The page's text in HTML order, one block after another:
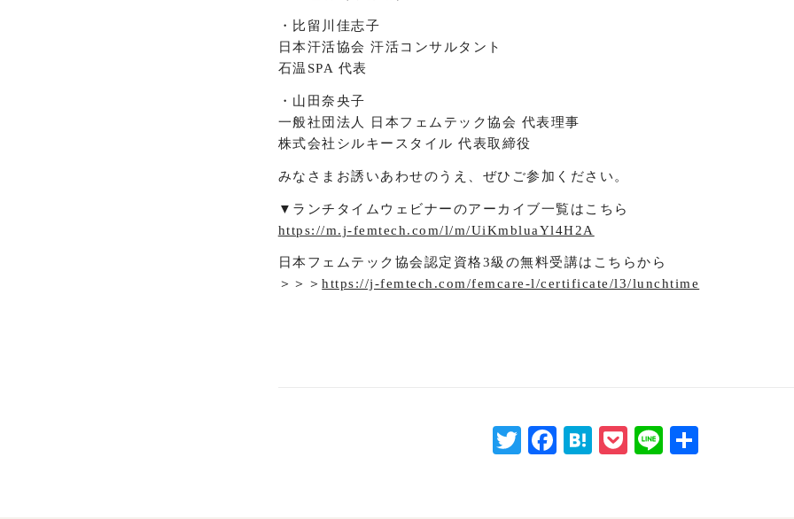
・比留川佳志子
日本汗活協会 汗活コンサルタント
石温SPA 代表
・山田奈央子
一般社団法人 日本フェムテック協会 代表理事
株式会社シルキースタイル 代表取締役
みなさまお誘いあわせのうえ、ぜひご参加ください。
▼ランチタイムウェビナーのアーカイブ一覧はこちら
https://m.j-femtech.com/l/m/UiKmbluaYl4H2A
日本フェムテック協会認定資格3級の無料受講はこちらから
＞＞＞https://j-femtech.com/femcare-l/certificate/l3/lunchtime
TwitterFacebook
HatenaPocket
Line